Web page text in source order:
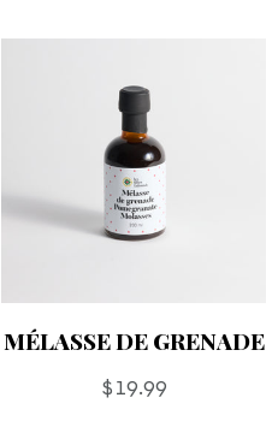
MÉLASSE DE GRENADE
Prix
$19.99